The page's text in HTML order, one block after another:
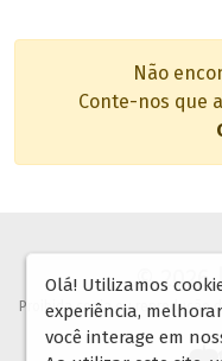
Não
Conte-nos que
© 2026
Proibida copia ou reprodução
Olá! Utilizamos
experiência,
você interage em